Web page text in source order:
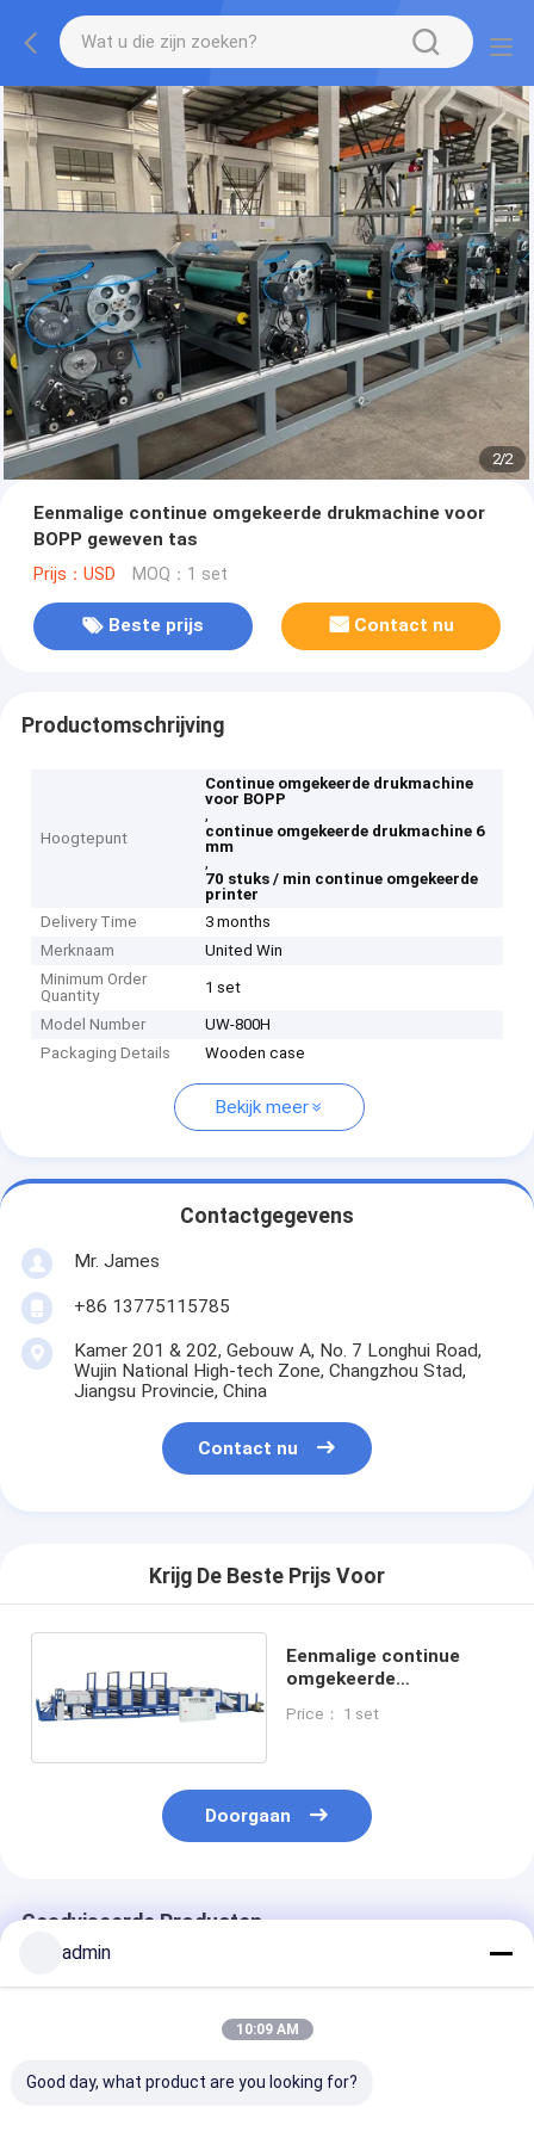
2/2
Eenmalige continue omgekeerde drukmachine voor
BOPP geweven tas
Prijs：USD MOQ：1 set
Beste prijs Contact nu
Productomschrijving
Hoogtepunt
Continue omgekeerde drukmachine
voor BOPP
,
continue omgekeerde drukmachine 6
mm
,
70 stuks / min continue omgekeerde
printer
Delivery Time
3 months
Merknaam
United Win
Minimum Order
Quantity
1 set
Model Number
UW-800H
Packaging Details
Wooden case
Bekijk meer
Contactgegevens
Mr. James
+86 13775115785
Kamer 201 & 202, Gebouw A, No. 7 Longhui Road,
Wujin National High-tech Zone, Changzhou Stad,
Jiangsu Provincie, China
Contact nu
Krijg De Beste Prijs Voor
Eenmalige continue
omgekeerde
geweven tas
Price： 1 set
Doorgaan
Geadviseerde Producten
admin
10:09 AM
Good day, what product are you looking for?